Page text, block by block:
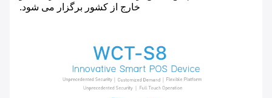
خارج از کشور برگزار می شود.